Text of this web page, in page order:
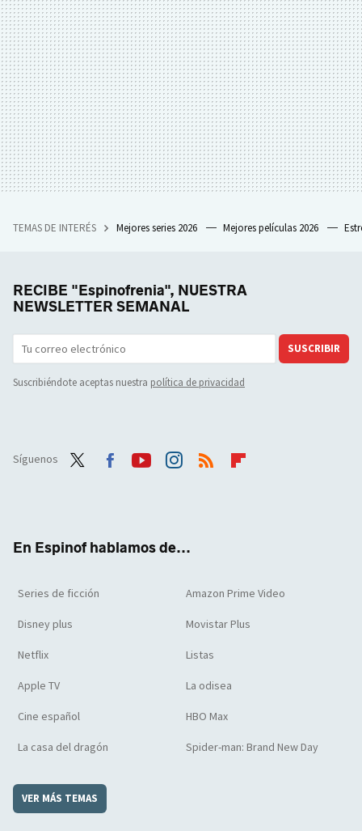
TEMAS DE INTERÉS Mejores series 2026 Mejores películas 2026
RECIBE "Espinofrenia", NUESTRA
NEWSLETTER SEMANAL
SUSCRIBIR
Suscribiéndote aceptas nuestra política de privacidad
Síguenos
En Espinof hablamos de...
Series de ficción Amazon Prime Video
Disney plus Movistar Plus
Netflix Listas
Apple TV La odisea
Cine español HBO Max
La casa del dragón Spider-man: Brand New Day
VER MÁS TEMAS